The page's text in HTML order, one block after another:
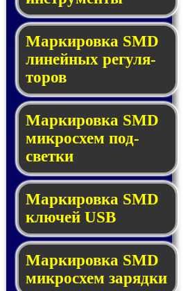
Маркировка SMD
ли­ней­ных ре­гу­ля­
то­ров
Маркировка SMD
мик­ро­схем под­
свет­ки
Маркировка SMD
клю­чей USB
Маркировка SMD
мик­рос­хем за­ряд­ки